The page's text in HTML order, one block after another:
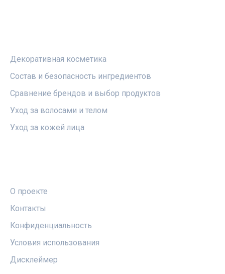
Декоративная косметика
Состав и безопасность ингредиентов
Сравнение брендов и выбор продуктов
Уход за волосами и телом
Уход за кожей лица
О проекте
Контакты
Конфиденциальность
Условия использования
Дисклеймер